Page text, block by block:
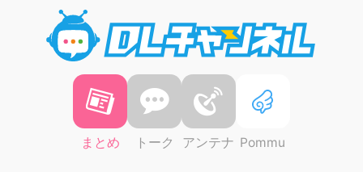
まとめ トーク アンテナ Pommu